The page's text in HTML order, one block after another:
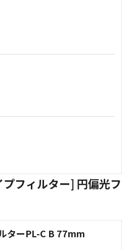
フィルター] 円偏光フ
ターPL-C B 77mm